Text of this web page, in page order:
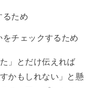
るため
チェックするため
」とだけ伝えれば
かもしれない」と懸